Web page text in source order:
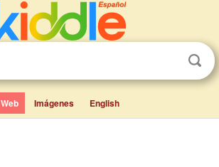
Web Imágenes English